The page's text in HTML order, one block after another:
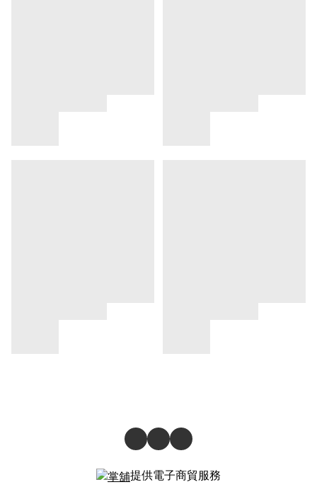
提供電子商貿服務